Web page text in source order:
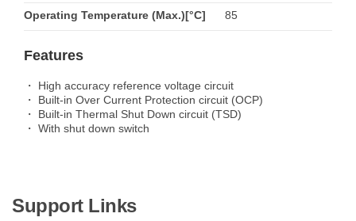
Operating Temperature (Max.)[°C] 85
Features
・ High accuracy reference voltage circuit
・ Built-in Over Current Protection circuit (OCP)
・ Built-in Thermal Shut Down circuit (TSD)
・ With shut down switch
Support Links